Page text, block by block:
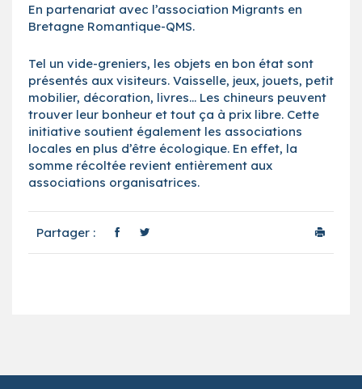
En partenariat avec l’association Migrants en
Bretagne Romantique-QMS.
Tel un vide-greniers, les objets en bon état sont
présentés aux visiteurs. Vaisselle, jeux, jouets, petit
mobilier, décoration, livres… Les chineurs peuvent
trouver leur bonheur et tout ça à prix libre. Cette
initiative soutient également les associations
locales en plus d’être écologique. En effet, la
somme récoltée revient entièrement aux
associations organisatrices.
Partager :